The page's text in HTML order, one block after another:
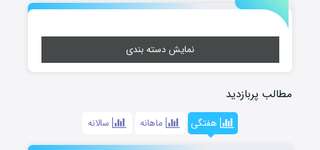
نمایش دسته بندی
مطالب پربازدید
هفتگی ماهانه سالانه